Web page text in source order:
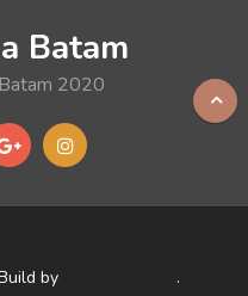
Batam
2020
by .